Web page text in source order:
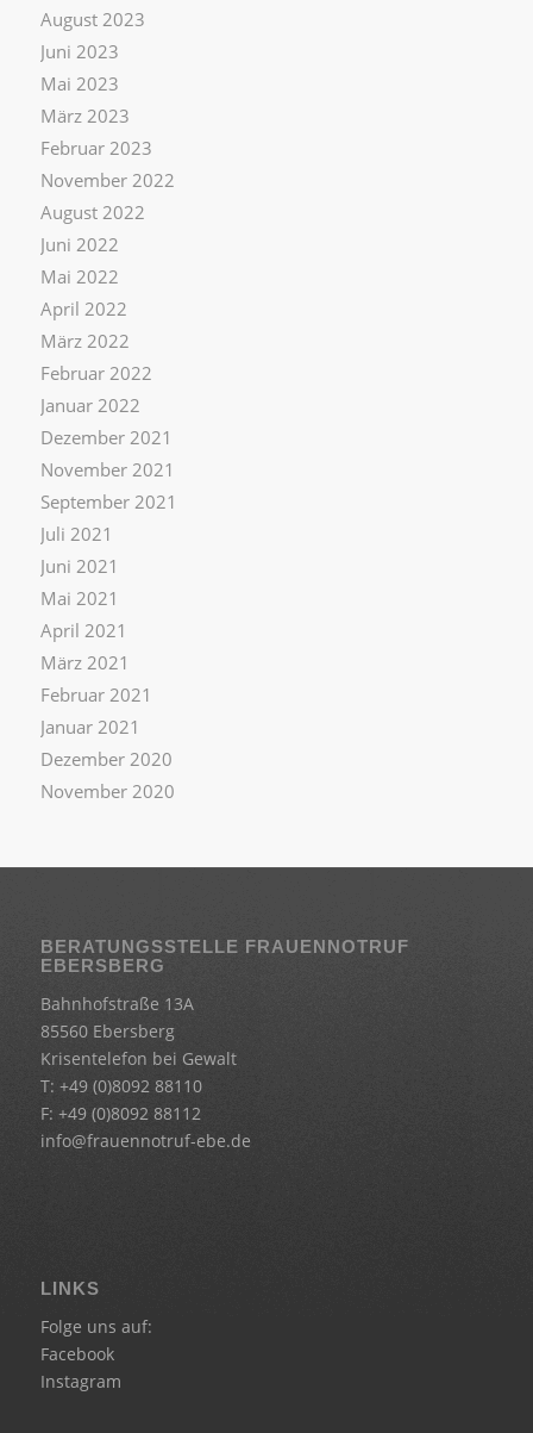
August 2023
Juni 2023
Mai 2023
März 2023
Februar 2023
November 2022
August 2022
Juni 2022
Mai 2022
April 2022
März 2022
Februar 2022
Januar 2022
Dezember 2021
November 2021
September 2021
Juli 2021
Juni 2021
Mai 2021
April 2021
März 2021
Februar 2021
Januar 2021
Dezember 2020
November 2020
BERATUNGSSTELLE FRAUENNOTRUF
EBERSBERG
Bahnhofstraße 13A
85560 Ebersberg
Krisentelefon bei Gewalt
T: +49 (0)8092 88110
F: +49 (0)8092 88112
info@frauennotruf-ebe.de
LINKS
Folge uns auf:
Facebook
Instagram